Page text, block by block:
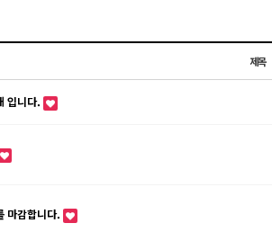
제목
입니다.
마감합니다.